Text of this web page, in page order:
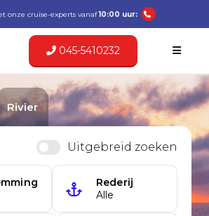
onze cruise-experts vanaf10:00 uur:
045-5410232